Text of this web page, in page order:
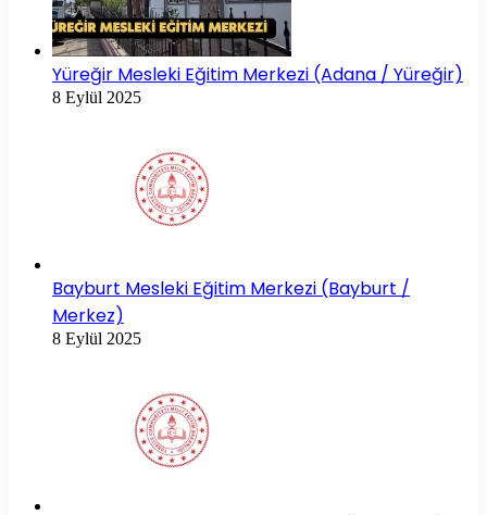
Yüreğir Mesleki Eğitim Merkezi (Adana / Yüreğir)
8 Eylül 2025
Bayburt Mesleki Eğitim Merkezi (Bayburt /
Merkez)
8 Eylül 2025